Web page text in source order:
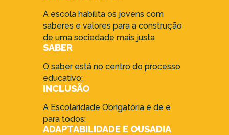
A escola habilita os jovens com
saberes e valores para a construção
de uma sociedade mais justa
SABER
O saber está no centro do processo
educativo;
INCLUSÃO
A Escolaridade Obrigatória é de e
para todos;
ADAPTABILIDADE E OUSADIA